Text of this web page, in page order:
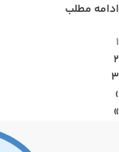
ادامه مطلب
1
2
3
›
»